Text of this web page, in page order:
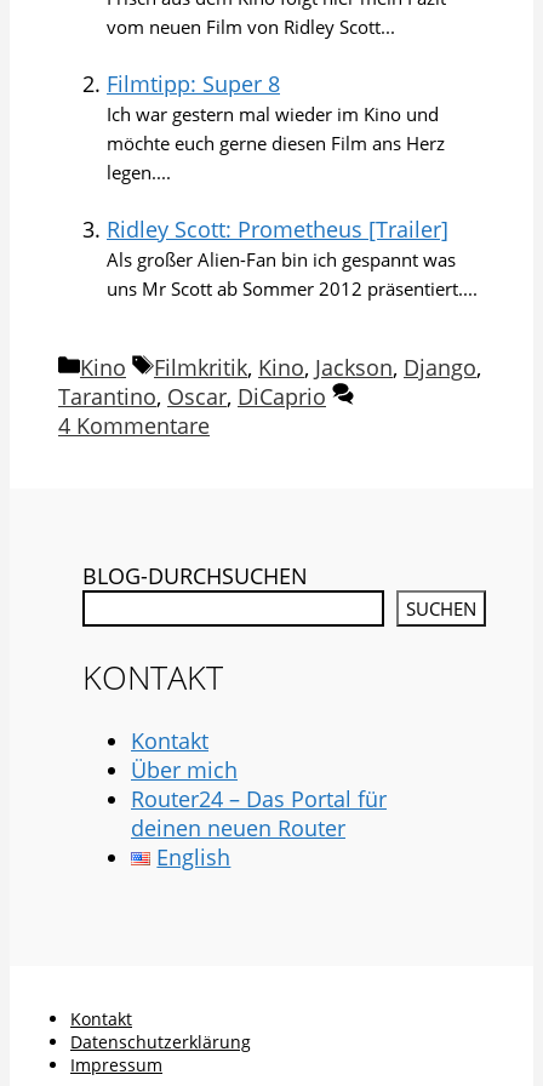
vom neuen Film von Ridley Scott...
Filmtipp: Super 8
Ich war gestern mal wieder im Kino und
möchte euch gerne diesen Film ans Herz
legen....
Ridley Scott: Prometheus [Trailer]
Als großer Alien-Fan bin ich gespannt was
uns Mr Scott ab Sommer 2012 präsentiert....
Kategorien
Kino Schlagwörter
Filmkritik, Kino, Jackson, Django,
Tarantino, Oscar, DiCaprio
4 Kommentare
BLOG-DURCHSUCHEN
SUCHEN
KONTAKT
Kontakt
Über mich
Router24 – Das Portal für
deinen neuen Router
English
Kontakt
Datenschutzerklärung
Impressum